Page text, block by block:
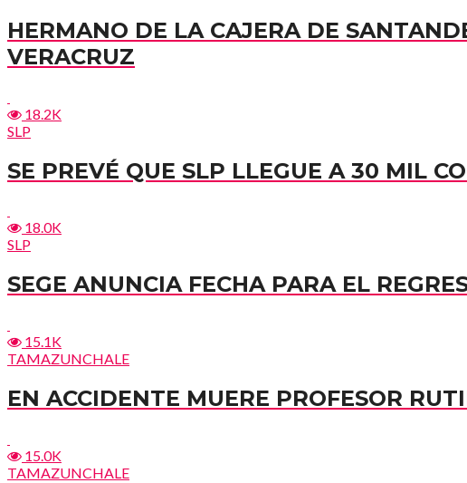
HERMANO DE LA CAJERA DE
VERACRUZ
18.2K
SLP
SE PREVÉ QUE SLP LLEGUE A 30 MIL
18.0K
SLP
SEGE ANUNCIA FECHA PARA EL
15.1K
TAMAZUNCHALE
EN ACCIDENTE MUERE PROFESOR
15.0K
TAMAZUNCHALE